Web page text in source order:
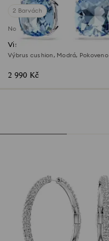
2 Barvách
Novinka
Visací náušnice Millenia
Výbrus cushion, Modrá, Pokoveno
2 990 Kč